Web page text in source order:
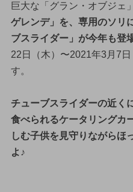
巨大な「グラン・オブジェ
ゲレンデ」を、専用のソリ
ブスライダー」が今年も登
22日（木）〜2021年3月7
す。
チューブスライダーの近く
食べられるケータリングカ
しむ子供を見守りながらほ
よ♪